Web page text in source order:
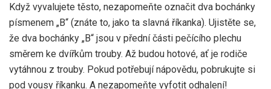
Když vyvalujete těsto, nezapomeňte označit dva bochánky
písmenem „B“ (znáte to, jako ta slavná říkanka). Ujistěte se,
že dva bochánky „B“ jsou v přední části pečícího plechu
směrem ke dvířkům trouby. Až budou hotové, ať je rodiče
vytáhnou z trouby. Pokud potřebují nápovědu, pobrukujte si
pod vousy říkanku. A nezapomeňte vyfotit odhalení!